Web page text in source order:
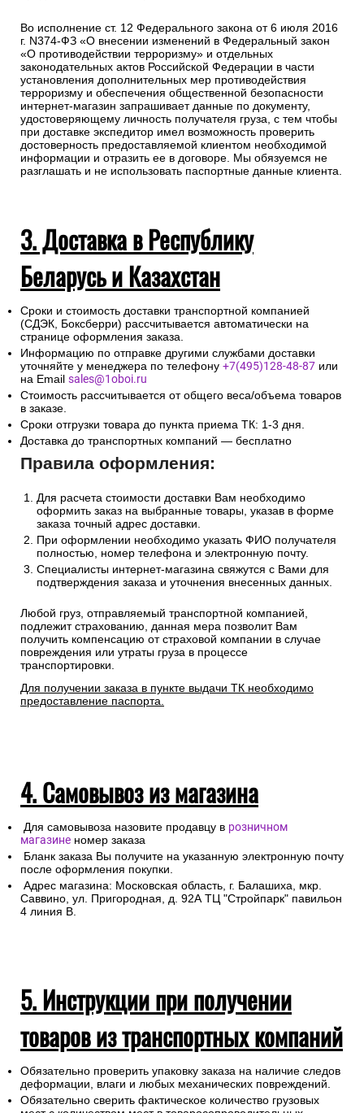
Во исполнение ст. 12 Федерального закона от 6 июля 2016
г. N374-ФЗ «О внесении изменений в Федеральный закон
«О противодействии терроризму» и отдельных
законодательных актов Российской Федерации в части
установления дополнительных мер противодействия
терроризму и обеспечения общественной безопасности
интернет-магазин запрашивает данные по документу,
удостоверяющему личность получателя груза, с тем чтобы
при доставке экспедитор имел возможность проверить
достоверность предоставляемой клиентом необходимой
информации и отразить ее в договоре. Мы обязуемся не
разглашать и не использовать паспортные данные клиента.
3. Доставка в Республику
Беларусь и Казахстан
Сроки и стоимость доставки транспортной компанией
(СДЭК, Боксберри) рассчитывается автоматически на
странице оформления заказа.
Информацию по отправке другими службами доставки
уточняйте у менеджера по телефону +7(495)128-48-87 или
на Email sales@1oboi.ru
Стоимость рассчитывается от общего веса/объема товаров
в заказе.
Сроки отгрузки товара до пункта приема ТК: 1-3 дня.
Доставка до транспортных компаний — бесплатно
Правила оформления:
Для расчета стоимости доставки Вам необходимо
оформить заказ на выбранные товары, указав в форме
заказа точный адрес доставки.
При оформлении необходимо указать ФИО получателя
полностью, номер телефона и электронную почту.
Специалисты интернет-магазина свяжутся с Вами для
подтверждения заказа и уточнения внесенных данных.
Любой груз, отправляемый транспортной компанией,
подлежит страхованию, данная мера позволит Вам
получить компенсацию от страховой компании в случае
повреждения или утраты груза в процессе
транспортировки.
Для получении заказа в пункте выдачи ТК необходимо
предоставление паспорта.
4. Самовывоз из магазина
Для самовывоза назовите продавцу в розничном
магазине номер заказа
Бланк заказа Вы получите на указанную электронную почту
после оформления покупки.
Адрес магазина: Московская область, г. Балашиха, мкр.
Саввино, ул. Пригородная, д. 92А ТЦ "Стройпарк" павильон
4 линия В.
5. Инструкции при получении
товаров из транспортных компаний
Обязательно проверить упаковку заказа на наличие следов
деформации, влаги и любых механических повреждений.
Обязательно сверить фактическое количество грузовых